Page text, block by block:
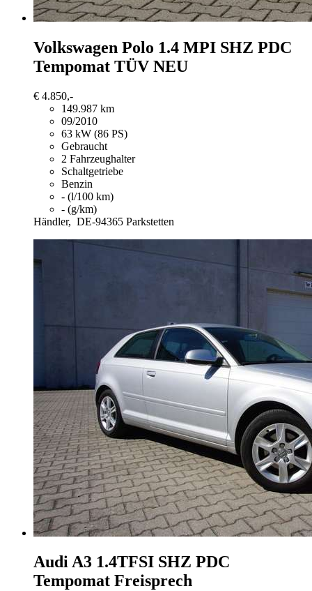
Volkswagen Polo 1.4 MPI SHZ PDC
Tempomat TÜV NEU
€ 4.850,-
149.987 km
09/2010
63 kW (86 PS)
Gebraucht
2 Fahrzeughalter
Schaltgetriebe
Benzin
- (l/100 km)
- (g/km)
Händler, DE-94365 Parkstetten
Audi A3 1.4TFSI SHZ PDC
Tempomat Freisprech